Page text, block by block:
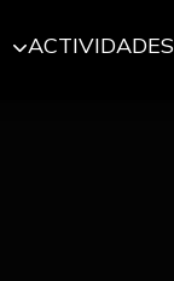
ACTIVIDADES